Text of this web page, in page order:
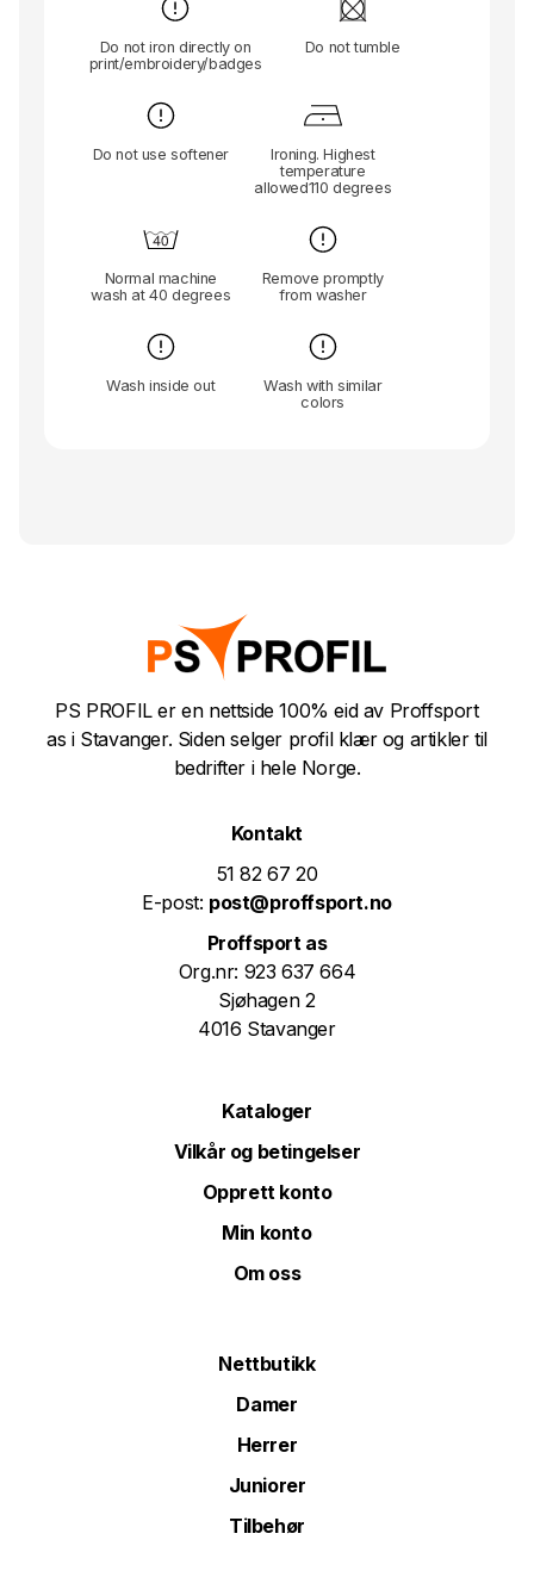
Do not iron directly on
print/embroidery/badges
Do not tumble
Do not use softener
Ironing. Highest
temperature
allowed110 degrees
Normal machine
wash at 40 degrees
Remove promptly
from washer
Wash inside out
Wash with similar
colors
PS PROFIL er en nettside 100% eid av Proffsport
as i Stavanger. Siden selger profil klær og artikler til
bedrifter i hele Norge.
Kontakt
51 82 67 20
E-post: post@proffsport.no
Proffsport as
Org.nr: 923 637 664
Sjøhagen 2
4016 Stavanger
Kataloger
Vilkår og betingelser
Opprett konto
Min konto
Om oss
Nettbutikk
Damer
Herrer
Juniorer
Tilbehør